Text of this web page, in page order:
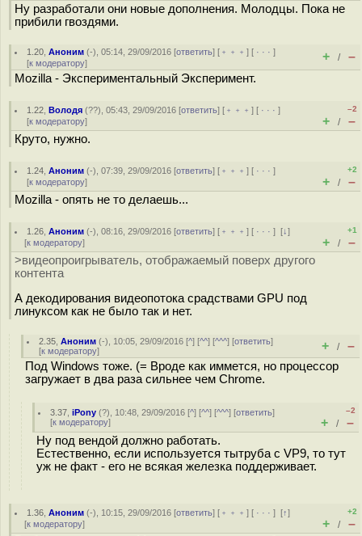
Ну разработали они новые дополнения. Молодцы. Пока не
прибили гвоздями.
1.20 ,Аноним (-), 05:14, 29/09/2016 [ответить] [ ﹢﹢﹢] [ · · ·]
[к модератору] + / –
Mozilla - Экспериментальный Эксперимент.
1.22 ,Володя (??), 05:43, 29/09/2016 [ответить] [ ﹢﹢﹢] [ · · ·]
[к модератору]
–2
+ / –
Круто, нужно.
1.24 ,Аноним (-), 07:39, 29/09/2016 [ответить] [ ﹢﹢﹢] [ · · ·]
[к модератору]
+2
+ / –
Mozilla - опять не то делаешь...
1.26 ,Аноним (-), 08:16, 29/09/2016 [ответить] [ ﹢﹢﹢] [ · · ·][↓]
[к модератору]
+1
+ / –
>видеопроигрыватель, отображаемый поверх другого
контента
А декодирования видеопотока срадствами GPU под
линуксом как не было так и нет.
2.35 ,Аноним (-), 10:05, 29/09/2016 [^] [^^] [^^^] [ответить]
[к модератору] + / –
Под Windows тоже. (= Вроде как иммется, но процессор
загружает в два раза сильнее чем Chrome.
3.37 ,iPony (?), 10:48, 29/09/2016 [^] [^^] [^^^] [ответить]
[к модератору]
–2
+ / –
Ну под вендой должно работать.
Естественно, если используется тытруба с VP9, то тут
уж не факт - его не всякая железка поддерживает.
1.36 ,Аноним (-), 10:15, 29/09/2016 [ответить] [ ﹢﹢﹢] [ · · ·][↑]
[к модератору]
+2
+ / –